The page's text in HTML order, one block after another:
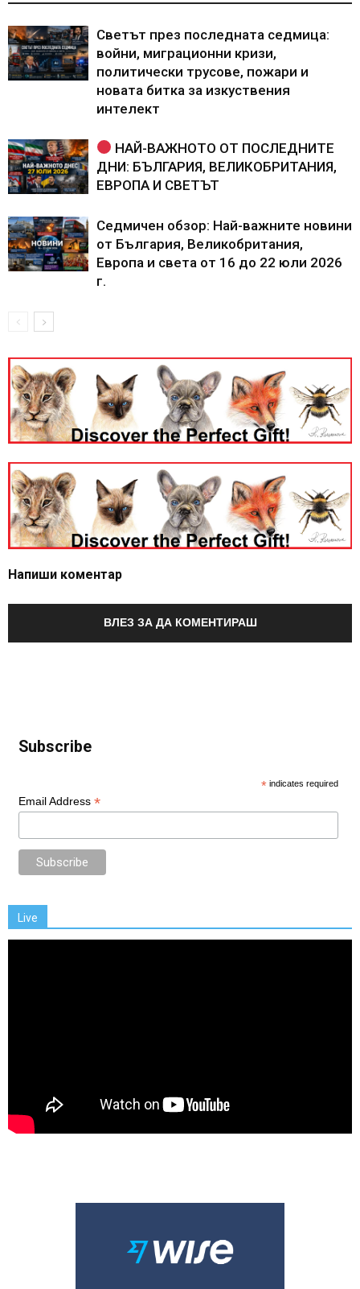
Светът през последната седмица:
войни, миграционни кризи,
политически трусове, пожари и
новата битка за изкуствения
интелект
НАЙ-ВАЖНОТО ОТ ПОСЛЕДНИТЕ
ДНИ: БЪЛГАРИЯ, ВЕЛИКОБРИТАНИЯ,
ЕВРОПА И СВЕТЪТ
Седмичен обзор: Най-важните новини
от България, Великобритания,
Европа и света от 16 до 22 юли 2026
г.
Напиши коментар
ВЛЕЗ ЗА ДА КОМЕНТИРАШ
Subscribe
* indicates required
Email Address *
Live